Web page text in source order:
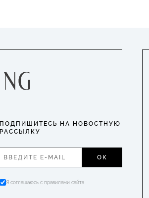
ПОДПИШИТЕСЬ НА НОВОСТНУЮ
РАССЫЛКУ
ОК
Я соглашаюсь с правилами сайта